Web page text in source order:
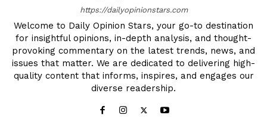
https://dailyopinionstars.com
Welcome to Daily Opinion Stars, your go-to destination
for insightful opinions, in-depth analysis, and thought-
provoking commentary on the latest trends, news, and
issues that matter. We are dedicated to delivering high-
quality content that informs, inspires, and engages our
diverse readership.